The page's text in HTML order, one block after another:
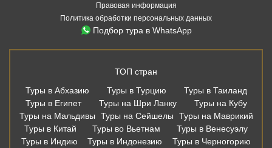
Правовая информация
Политика обработки персональных данных
Подбор тура в WhatsApp
ТОП стран
Туры в Абхазию
Туры в Турцию
Туры в Таиланд
Туры в Египет
Туры на Шри Ланку
Туры на Кубу
Туры на Мальдивы
Туры на Сейшелы
Туры на Маврикий
Туры в Китай
Туры во Вьетнам
Туры в Венесуэлу
Туры в Индию
Туры в Индонезию
Туры в Черногорию